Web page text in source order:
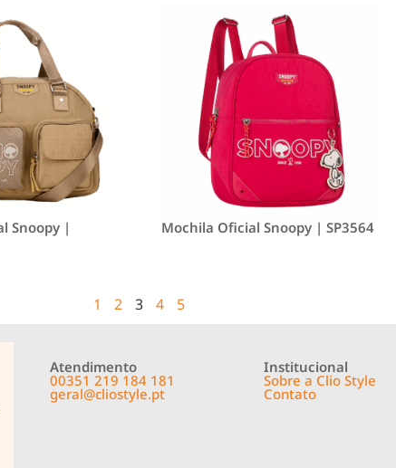
Snoopy | Mochila Oficial Snoopy | SP3564
1 2 3 4 5
Atendimento
00351 219 184 181
geral@cliostyle.pt
Institucional
Sobre a Clio Style
Contato